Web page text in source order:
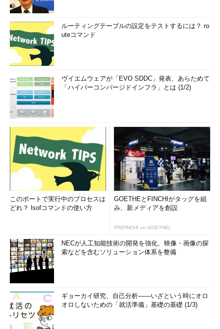
ルーティングテーブルの設定をテストするには？ ro
uteコマンド
ヴイエムウェアが「EVO SDDC」発表、あらためて
「ハイパーコンバージドインフラ」とは (1/2)
このポートで実行中のプロセスは
どれ？ lsofコマンドの使い方
GOETHEとFINCHIがタッグを組
み、新メディアを創設
PR(FINCHI on GOETHE)
NECが人工知能技術の開発を強化、映像・画像の探
索などを含むソリューション体系を整備
ギョーカイ研究、自己分析――いざという時にオロ
オロしないための「就活準備」基礎の基礎 (1/3)